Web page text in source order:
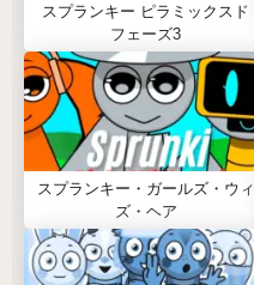
スプランキー ピラミックスド
フェーズ3
スプランキー・ガールズ・ウィ
ズ・ヘア